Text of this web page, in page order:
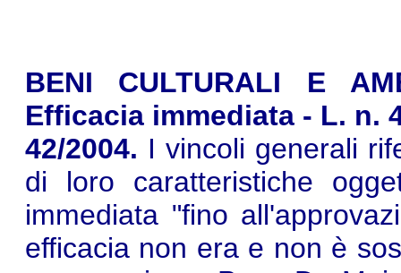
BENI CULTURALI E
Efficacia immediata - L. n.
42/2004. I vincoli generali
di loro caratteristiche
immediata "fino
efficacia non era e non è